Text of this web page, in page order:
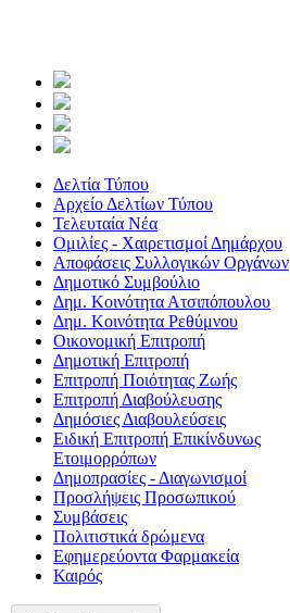
Δελτία Τύπου
Αρχείο Δελτίων Τύπου
Τελευταία Νέα
Ομιλίες - Χαιρετισμοί Δημάρχου
Αποφάσεις Συλλογικών Οργάνων
Δημοτικό Συμβούλιο
Δημ. Κοινότητα Ατσιπόπουλου
Δημ. Κοινότητα Ρεθύμνου
Οικονομική Επιτροπή
Δημοτική Επιτροπή
Επιτροπή Ποιότητας Ζωής
Επιτροπή Διαβούλευσης
Δημόσιες Διαβουλεύσεις
Ειδική Επιτροπή Επικίνδυνως
Ετοιμορρόπων
Δημοπρασίες - Διαγωνισμοί
Προσλήψεις Προσωπικού
Συμβάσεις
Πολιτιστικά δρώμενα
Εφημερεύοντα Φαρμακεία
Καιρός